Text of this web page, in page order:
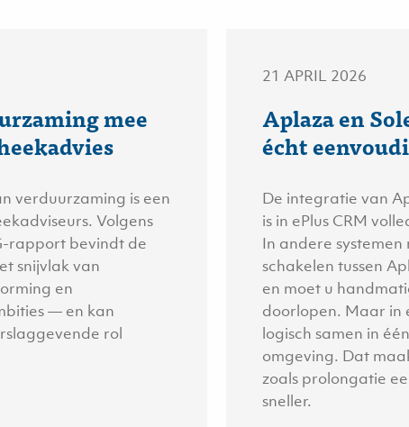
mee
verduurzaming is een
Volgens
rapport bevindt de
snijvlak van
en
— en kan
rol
21 APRIL 2026
Aplaza en
écht
De integratie van
is in ePlus CRM
In andere
schakelen tussen
en moet u
doorlopen. Maar in
logisch samen in
omgeving. Dat
zoals prolongatie
sneller.